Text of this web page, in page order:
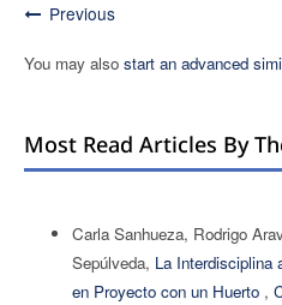
Previous
You may also start an advanced
Most Read Articles By
Carla Sanhueza, Rodrigo
Sepúlveda, La Interdisciplina
en Proyecto con un Huerto ,